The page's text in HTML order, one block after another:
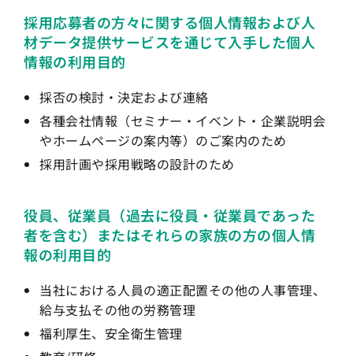
採用応募者の方々に関する個人情報および人
材データ提供サービスを通じて入手した個人
情報の利用目的
採否の検討・決定および連絡
各種会社情報（セミナー・イベント・企業説明会
やホームページの案内等）のご案内のため
採用計画や採用戦略の設計のため
役員、従業員（過去に役員・従業員であった
者を含む）またはそれらの家族の方の個人情
報の利用目的
当社における人員の適正配置その他の人事管理、
給与支払その他の労務管理
福利厚生、安全衛生管理